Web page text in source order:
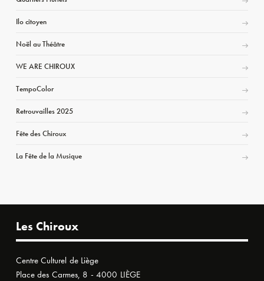
Ilo citoyen
Noël au Théâtre
WE ARE CHIROUX
TempoColor
Retrouvailles 2025
Fête des Chiroux
La Fête de la Musique
Les Chiroux
Centre Culturel de Liège
Place des Carmes, 8 - 4000 LIÈGE